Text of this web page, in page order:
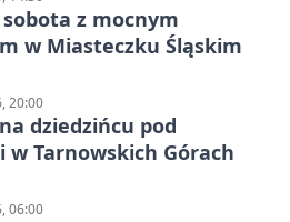
z mocnym
w Miasteczku Śląskim
20:00
dziedzińcu pod
w Tarnowskich Górach
06:00